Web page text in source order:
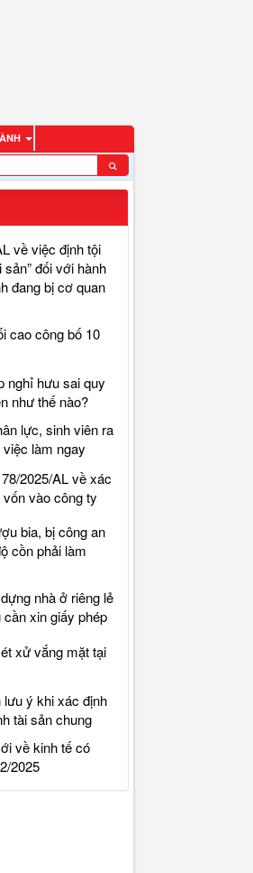
về việc định tội
sản” đối với hành
đang bị cơ quan
cao công bố 10
nghỉ hưu sai quy
như thế nào?
lực, sinh viên ra
làm ngay
2025/AL về xác
vào công ty
bia, bị công an
cồn phải làm
nhà ở riêng lẻ
xin giấy phép
xử vắng mặt tại
ý khi xác định
tài sản chung
về kinh tế có
2025